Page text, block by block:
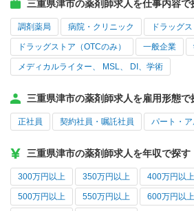
三重県津市の薬剤師求人を仕事内容で
調剤薬局 病院・クリニック ドラッグ
ドラッグストア（OTCのみ） 一般企業
メディカルライター、 MSL、 DI、学術
三重県津市の薬剤師求人を雇用形態で
正社員 契約社員・嘱託社員 パート・ア
三重県津市の薬剤師求人を年収で探す
300万円以上 350万円以上 400万円以上
500万円以上 550万円以上 600万円以上